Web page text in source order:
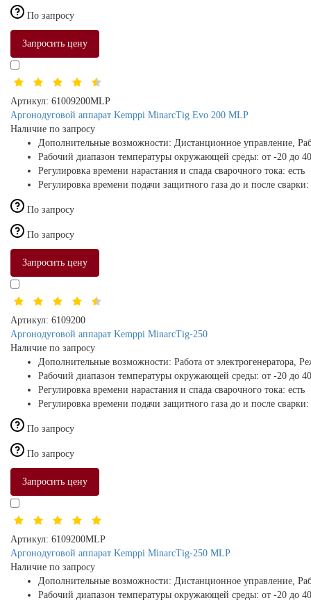
По запросу
Запросить цену
Артикул: 61009200MLP
Аргонодуговой аппарат Kemppi MinarcTig Evo 200 MLP
Наличие по запросу
Дополнительные возможности: Дистанционное управление,
Рабочий диапазон температуры окружающей среды: от -20 до
Регулировка времени нарастания и спада сварочного тока: есть
Регулировка времени подачи защитного газа до и после сварки:
По запросу
По запросу
Запросить цену
Артикул: 6109200
Аргонодуговой аппарат Kemppi MinarcTig-250
Наличие по запросу
Дополнительные возможности: Работа от электрогенератора,
Рабочий диапазон температуры окружающей среды: от -20 до
Регулировка времени нарастания и спада сварочного тока: есть
Регулировка времени подачи защитного газа до и после сварки:
По запросу
По запросу
Запросить цену
Артикул: 6109200MLP
Аргонодуговой аппарат Kemppi MinarcTig-250 MLP
Наличие по запросу
Дополнительные возможности: Дистанционное управление,
Рабочий диапазон температуры окружающей среды: от -20 до